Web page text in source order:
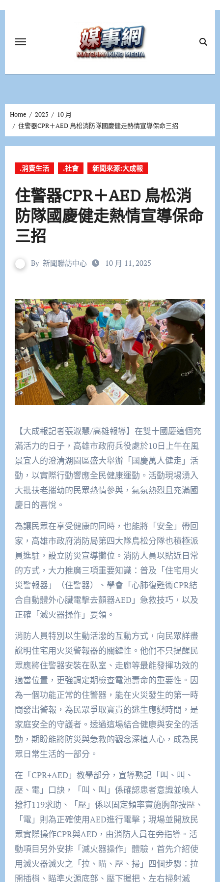
Home 2025
10 月
住警器CPR＋AED 鳥松消防隊國慶健走熱情宣導保命三招
.消費生活 .社會 新聞來源:大成報
住警器CPR＋AED 鳥松消
防隊國慶健走熱情宣導保命
三招
By 新聞聯訪中心 10 月 11, 2025
【大成報記者張淑慧/高雄報導】在雙十國慶這個充
滿活力的日子，高雄市政府兵役處於10日上午在風
景宜人的澄清湖園區盛大舉辦「國慶萬人健走」活
動，以實際行動響應全民健康運動。活動現場湧入
大批扶老攜幼的民眾熱情參與，氣氛熱烈且充滿國
慶日的喜悅。
為讓民眾在享受健康的同時，也能將「安全」帶回
家，高雄市政府消防局第四大隊鳥松分隊也積極派
員進駐，設立防災宣導攤位。消防人員以貼近日常
的方式，大力推廣三項重要知識：普及「住宅用火
災警報器」（住警器）、學會「心肺復甦術CPR結
合自動體外心臟電擊去顫器AED」急救技巧，以及
正確「滅火器操作」要領。
消防人員特別以生動活潑的互動方式，向民眾詳盡
說明住宅用火災警報器的關鍵性。他們不只提醒民
眾應將住警器安裝在臥室、走廊等最能發揮功效的
適當位置，更強調定期檢查電池壽命的重要性。因
為一個功能正常的住警器，能在火災發生的第一時
間發出警報，為民眾爭取寶貴的逃生應變時間，是
家庭安全的守護者。透過這場結合健康與安全的活
動，期盼能將防災與急救的觀念深植人心，成為民
眾日常生活的一部分。
在「CPR+AED」教學部分，宣導熟記「叫、叫、
壓、電」口訣，「叫、叫」係確認患者意識並喚人
撥打119求助、「壓」係以固定頻率實施胸部按壓、
「電」則為正確使用AED進行電擊；現場並開放民
眾實際操作CPR與AED，由消防人員在旁指導。活
動項目另外安排「滅火器操作」體驗，首先介紹使
用滅火器滅火之「拉、瞄、壓、掃」四個步驟：拉
開插梢、瞄準火源底部、壓下握把、左右掃射滅